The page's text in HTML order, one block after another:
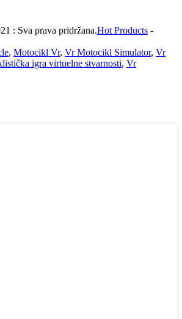
: Sva prava pridržana.Hot Products -
, Motocikl Vr, Vr Motocikl Simulator, Vr
igra virtuelne stvarnosti, Vr